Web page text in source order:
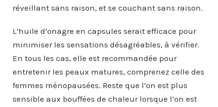
réveillant sans raison, et se couchant sans raison.
L’huile d’onagre en capsules serait efficace pour
minimiser les sensations désagréables, à vérifier.
En tous les cas, elle est recommandée pour
entretenir les peaux matures, comprenez celle des
femmes ménopausées. Reste que l’on est plus
sensible aux bouffées de chaleur lorsque l’on est